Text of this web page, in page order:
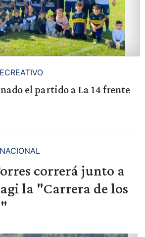
el partido a La 14 frente
correrá junto a
la "Carrera de los